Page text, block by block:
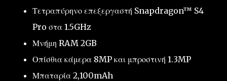
Τετραπύρηνο επεξεργαστή Snapdragon™ S4
Pro στα 1.5GHz
Μνήμη RAM 2GB
Οπίσθια κάμερα 8MP και μπροστινή 1.3MP
Μπαταρία 2,100mAh